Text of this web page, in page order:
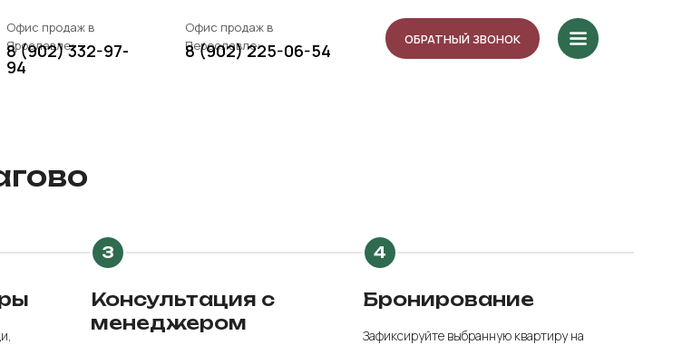
ОБРАТНЫЙ ЗВОНОК
Офис продаж в
Переславле:
8 (902) 225-06-54
Офис продаж в
Ярославле:
8 (902) 332-97-
94
Консультация с
менеджером
Бронирование
Зафиксируйте выбранную квартиру на